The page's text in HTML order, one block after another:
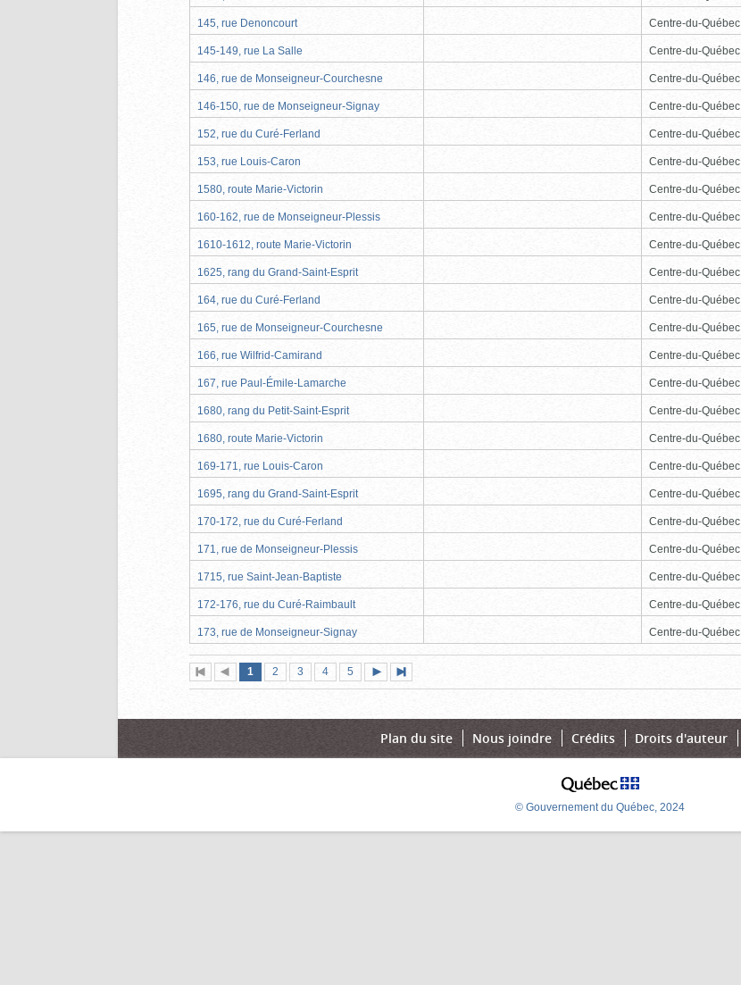
145, rue Denoncourt Centre-du-Québec
145-149, rue La Salle Centre-du-Québec
146, rue de Monseigneur-Courchesne Centre-du-Québec
146-150, rue de Monseigneur-Signay Centre-du-Québec
152, rue du Curé-Ferland Centre-du-Québec
153, rue Louis-Caron Centre-du-Québec
1580, route Marie-Victorin Centre-du-Québec
160-162, rue de Monseigneur-Plessis Centre-du-Québec
1610-1612, route Marie-Victorin Centre-du-Québec
1625, rang du Grand-Saint-Esprit Centre-du-Québec
164, rue du Curé-Ferland Centre-du-Québec
165, rue de Monseigneur-Courchesne Centre-du-Québec
166, rue Wilfrid-Camirand Centre-du-Québec
167, rue Paul-Émile-Lamarche Centre-du-Québec
1680, rang du Petit-Saint-Esprit Centre-du-Québec
1680, route Marie-Victorin Centre-du-Québec
169-171, rue Louis-Caron Centre-du-Québec
1695, rang du Grand-Saint-Esprit Centre-du-Québec
170-172, rue du Curé-Ferland Centre-du-Québec
171, rue de Monseigneur-Plessis Centre-du-Québec
1715, rue Saint-Jean-Baptiste Centre-du-Québec
172-176, rue du Curé-Raimbault Centre-du-Québec
173, rue de Monseigneur-Signay Centre-du-Québec
Première
page
Page
précédente
Page
1 (page
actuelle)
Page
2 Page
3 Page
4 Page
5
suivante
page
Plan du site Nous joindre Crédits Droits d'auteur
© Gouvernement du Québec, 2024